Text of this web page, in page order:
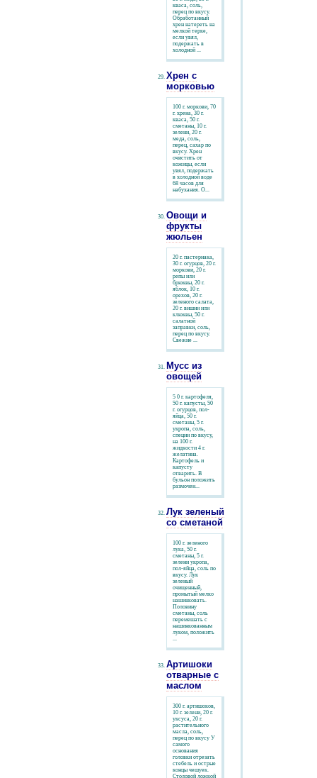
кваса, соль,
перец по вкусу.
Обработанный
хрен натереть на
мелкой терке,
если увял,
подержать в
холодной ...
Хрен с
морковью
100 г. моркови, 70
г. хрена, 30 г.
кваса, 50 г.
сметаны, 10 г.
зелени, 20 г.
меда, соль,
перец, сахар по
вкусу. Хрен
очистить от
кожицы, если
увял, подержать
в холодной воде
68 часов для
набухания. О...
Овощи и
фрукты
жюльен
20 г. пастернака,
30 г. огурцов, 20 г.
моркови, 20 г.
репы или
брюквы, 20 г.
яблок, 10 г.
орехов, 20 г.
зеленого салата,
20 г. вишни или
клюквы, 50 г.
салатной
заправки, соль,
перец по вкусу.
Свежие ...
Мусс из
овощей
5 0 г. картофеля,
50 г. капусты, 50
г. огурцов, пол-
яйца, 50 г.
сметаны, 5 г.
укропа, соль,
специи по вкусу,
на 100 г.
жидкости 4 г.
желатина.
Картофель и
капусту
отварить. В
бульон положить
размочен...
Лук зеленый
со сметаной
100 г. зеленого
лука, 50 г.
сметаны, 5 г.
зелени укропа,
пол-яйца, соль по
вкусу. Лук
зеленый
очищенный,
промытый мелко
нашинковать.
Половину
сметаны, соль
перемешать с
нашинкованным
луком, положить
...
Артишоки
отварные с
маслом
300 г. артишоков,
10 г. зелени, 20 г.
уксуса, 20 г.
растительного
масла, соль,
перец по вкусу У
самого
основания
головки отрезать
стебель и острые
концы чешуек.
Столовой ложкой